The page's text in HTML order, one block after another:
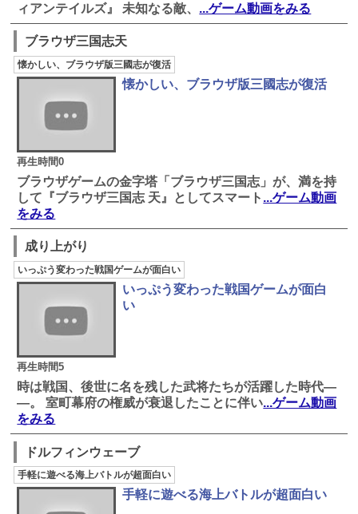
ィアンテイルズ』 未知なる敵、 ...ゲーム動画をみる
ブラウザ三国志天
懐かしい、ブラウザ版三國志が復活
再生時間0
懐かしい、ブラウザ版三國志が復活
ブラウザゲームの金字塔「ブラウザ三国志」が、満を持
して『ブラウザ三国志 天』としてスマート ...ゲーム動画
をみる
成り上がり
いっぷう変わった戦国ゲームが面白い
再生時間5
いっぷう変わった戦国ゲームが面白
い
時は戦国、後世に名を残した武将たちが活躍した時代―
―。 室町幕府の権威が衰退したことに伴い...ゲーム動画
をみる
ドルフィンウェーブ
手軽に遊べる海上バトルが超面白い
手軽に遊べる海上バトルが超面白い